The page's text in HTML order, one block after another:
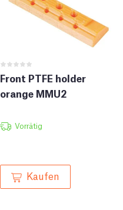
Front PTFE holder
orange MMU2
Vorrätig
Kaufen